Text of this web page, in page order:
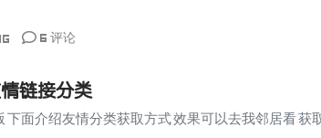
6 评论
链接分类
面介绍友情分类获取方式 效果可以去我邻居看